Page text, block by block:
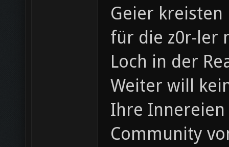
Geier
für die z0r-ler
Loch in der
Weiter will
Ihre Innereien
Community